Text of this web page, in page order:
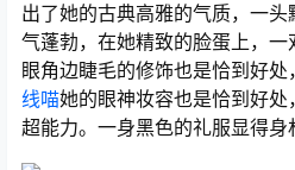
出了她的古典高雅的气质，一
气蓬勃，在她精致的脸蛋上，一
眼角边睫毛的修饰也是恰到好处
线喵她的眼神妆容也是恰到好
超能力。一身黑色的礼服显得身